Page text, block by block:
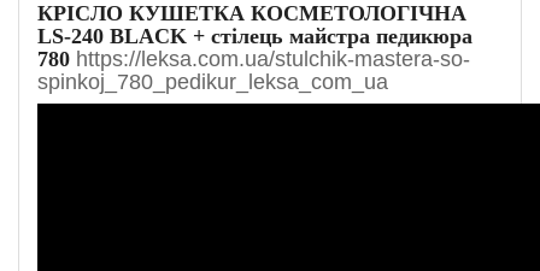
КРІСЛО КУШЕТКА КОСМЕТОЛОГІЧНА
LS-240 BLACK + стілець майстра педикюра
780 https://leksa.com.ua/stulchik-mastera-so-
spinkoj_780_pedikur_leksa_com_ua